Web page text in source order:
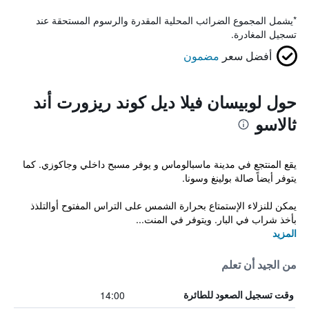
*يشمل المجموع الضرائب المحلية المقدرة والرسوم المستحقة عند
تسجيل المغادرة.
أفضل سعر مضمون
حول لوبيسان فيلا ديل كوند ريزورت أند
ثالاسو
يقع المنتجع في مدينة ماسبالوماس و يوفر مسبح داخلي وجاكوزي. كما
يتوفر أيضاً صالة بولينغ وسونا.
يمكن للنزلاء الإستمتاع بحرارة الشمس على التراس المفتوح أوالتلذذ
بأخذ شراب في البار. ويتوفر في المنت...
المزيد
من الجيد أن تعلم
وقت تسجيل الصعود للطائرة 14:00